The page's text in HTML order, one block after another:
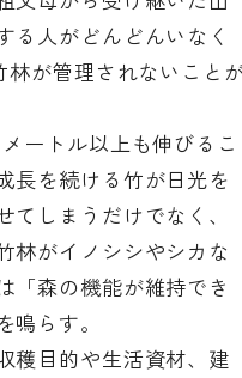
人がどんどんいなく
が管理されないこと
ートル以上も伸びるこ
長を続ける竹が日光を
しまうだけでなく、
林がイノシシやシカな
「森の機能が維持でき
らす。
穫目的や生活資材、建